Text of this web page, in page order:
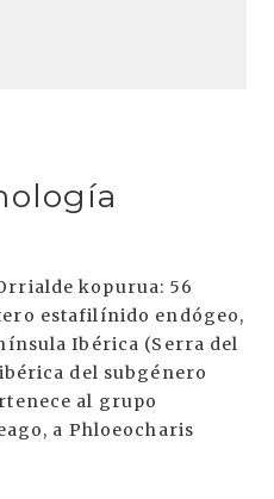
kopurua: 56
estafilínido endógeo,
Ibérica (Serra del
del subgénero
al grupo
a Phloeocharis